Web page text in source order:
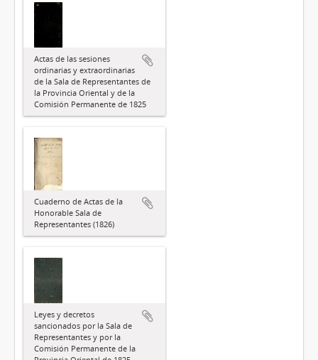
Actas de las sesiones
ordinarias y extraordinarias
de la Sala de Representantes de
la Provincia Oriental y de la
Comisión Permanente de 1825
Cuaderno de Actas de la
Honorable Sala de
Representantes (1826)
Leyes y decretos
sancionados por la Sala de
Representantes y por la
Comisión Permanente de la